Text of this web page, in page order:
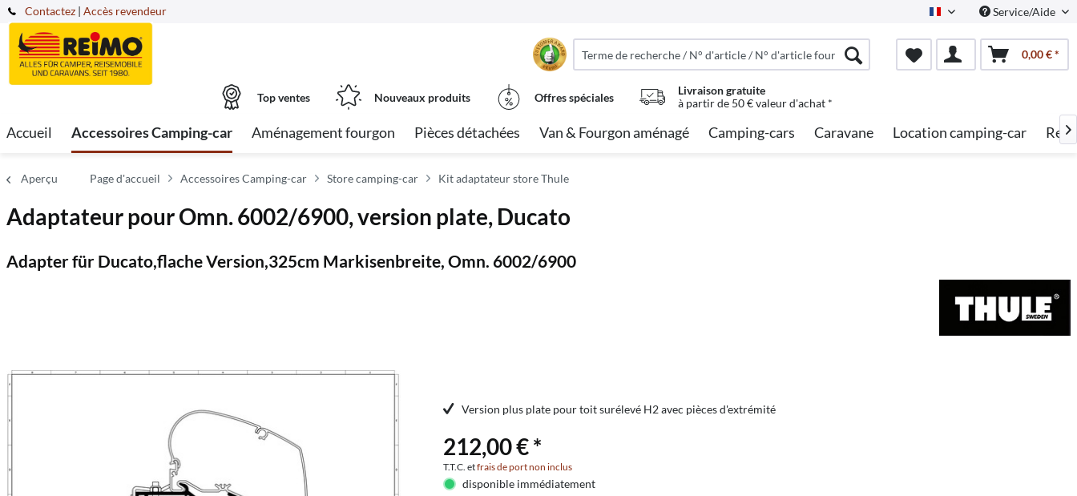
Contactez French Service/Aide
| Accès revendeur
0,00 € *
Top ventes Nouveaux produits Offres spéciales
Livraison gratuite
à partir de 50 € valeur d'achat *
Accueil Accessoires Camping-car Aménagement fourgon Pièces détachées Van & Fourgon aménagé Camping-cars Caravane Location camping-car 
Aperçu Page d'accueil Accessoires Camping-car Store camping-car Kit adaptateur store Thule
Adaptateur pour Omn. 6002/6900, version plate, Ducato
Adapter für Ducato,flache Version,325cm Markisenbreite, Omn. 6002/6900
Version plus plate pour toit surélevé H2 avec pièces d'extrémité
212,00 € *
T.T.C. etfrais de port non inclus
disponible immédiatement